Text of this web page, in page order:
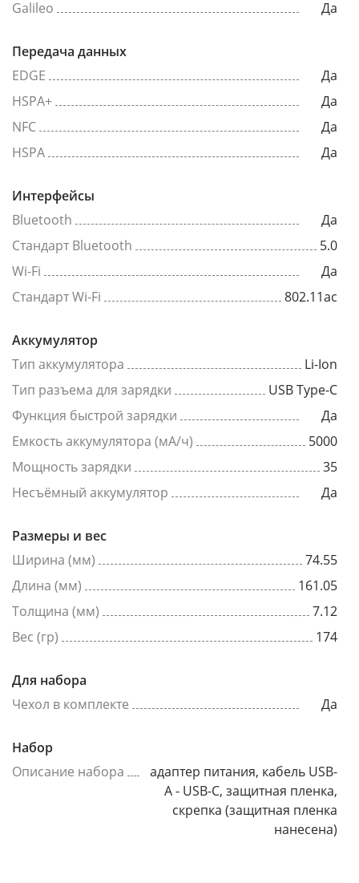
Galileo Да
Передача данных
EDGE
Да
HSPA+
Да
NFC
Да
HSPA
Да
Интерфейсы
Bluetooth
Да
Стандарт Bluetooth
5.0
Wi-Fi
Да
Стандарт Wi-Fi
802.11ac
Аккумулятор
Тип аккумулятора
Li-Ion
Тип разъема для зарядки
USB Type-C
Функция быстрой зарядки
Да
Емкость аккумулятора (мА/ч)
5000
Мощность зарядки
35
Несъёмный аккумулятор
Да
Размеры и вес
Ширина (мм)
74.55
Длина (мм)
161.05
Толщина (мм)
7.12
Вес (гр)
174
Для набора
Чехол в комплекте
Да
Набор
Описание набора
адаптер питания, кабель USB-
A - USB-C, защитная пленка,
скрепка (защитная пленка
нанесена)